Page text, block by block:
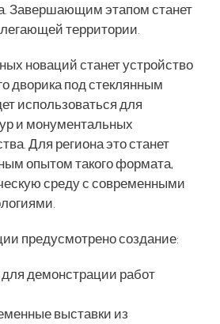
Завершающим этапом станет
территории.
новаций станет устройство
дворика под стеклянным
использоваться для
и монументальных
Для региона это станет
опытом такого формата,
среду с современными
предусмотрено создание:
демонстрации работ
выставки из